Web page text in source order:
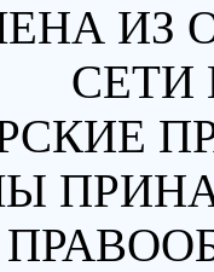
ИЗ
СЕТИ